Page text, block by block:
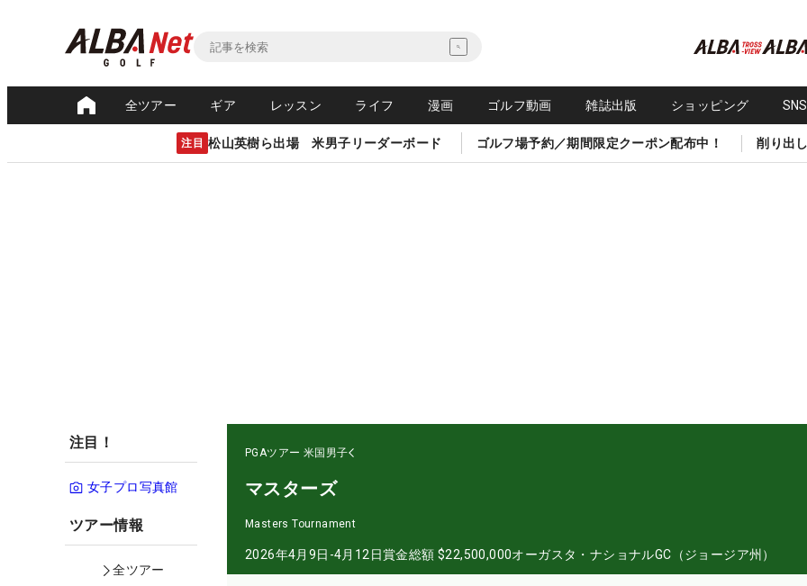
全ツアー ギア レッスン ライフ 漫画 ゴルフ動画 雑誌出版 ショッピング
注目 松山英樹ら出場 米男子リーダーボード ゴルフ場予約／期間限定クーポン配布中！ 削り出
注目！
女子プロ写真館
ツアー情報
全ツアー
PGAツアー 米国男子
マスターズ
Masters Tournament
2026年4月9日-4月12日賞金総額 $22,500,000オーガスタ・ナショナルGC（ジョージア州）